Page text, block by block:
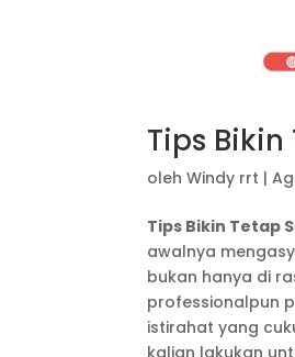
Tips
olehWindy rrt |
Tips Bikin Tetap
awalnya
bukan hanya di
professionalpun
istirahat yang
kalian lakukan